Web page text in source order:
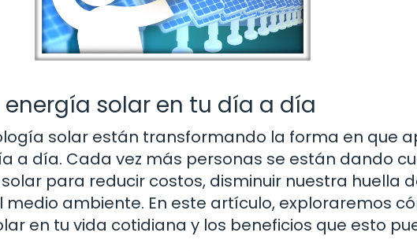
solar en tu día a día
solar están transformando la forma en que
a día. Cada vez más personas se están dando
para reducir costos, disminuir nuestra huella
ambiente. En este artículo, exploraremos
en tu vida cotidiana y los beneficios que esto